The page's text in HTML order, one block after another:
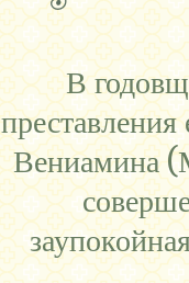
В
преставления
Вениамина